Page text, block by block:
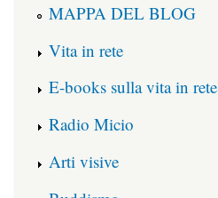
MAPPA DEL BLOG
Vita in rete
E-books sulla vita in rete
Radio Micio
Arti visive